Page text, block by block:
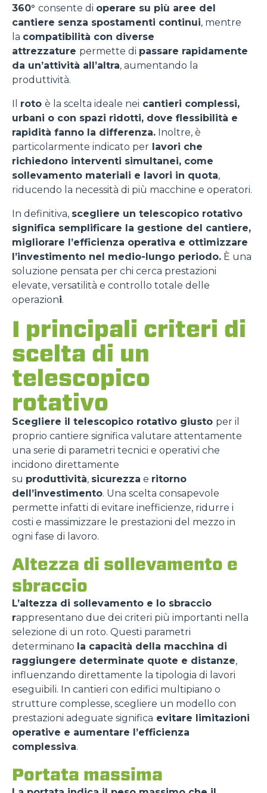
360° consente di operare su più aree del
cantiere senza spostamenti continui, mentre
la compatibilità con diverse
attrezzature permette di passare rapidamente
da un’attività all’altra, aumentando la
produttività.
Il roto è la scelta ideale nei cantieri complessi,
urbani o con spazi ridotti, dove flessibilità e
rapidità fanno la differenza. Inoltre, è
particolarmente indicato per lavori che
richiedono interventi simultanei, come
sollevamento materiali e lavori in quota,
riducendo la necessità di più macchine e operatori.
In definitiva, scegliere un telescopico rotativo
significa semplificare la gestione del cantiere,
migliorare l’efficienza operativa e ottimizzare
l’investimento nel medio-lungo periodo. È una
soluzione pensata per chi cerca prestazioni
elevate, versatilità e controllo totale delle
operazioni.
I principali criteri di
scelta di un
telescopico
rotativo
Scegliere il telescopico rotativo giusto per il
proprio cantiere significa valutare attentamente
una serie di parametri tecnici e operativi che
incidono direttamente
su produttività, sicurezza e ritorno
dell’investimento. Una scelta consapevole
permette infatti di evitare inefficienze, ridurre i
costi e massimizzare le prestazioni del mezzo in
ogni fase di lavoro.
Altezza di sollevamento e
sbraccio
L’altezza di sollevamento e lo sbraccio
rappresentano due dei criteri più importanti nella
selezione di un roto. Questi parametri
determinano la capacità della macchina di
raggiungere determinate quote e distanze,
influenzando direttamente la tipologia di lavori
eseguibili. In cantieri con edifici multipiano o
strutture complesse, scegliere un modello con
prestazioni adeguate significa evitare limitazioni
operative e aumentare l’efficienza
complessiva.
Portata massima